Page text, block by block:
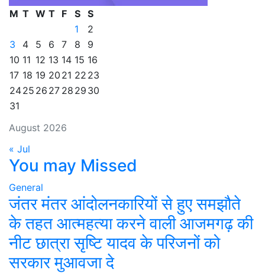
August 2026
M T W T F S S
1
2
3
4 5 6 7 8
9
10 11 12 13 14 15 16
17 18 19 20 21 22 23
2425 26 27 28 29 30
31
« Jul
You may Missed
General
जंतर मंतर आंदोलनकारियों से हुए समझौते
के तहत आत्महत्या करने वाली आजमगढ़ की
नीट छात्रा सृष्टि यादव के परिजनों को
सरकार मुआवजा दे